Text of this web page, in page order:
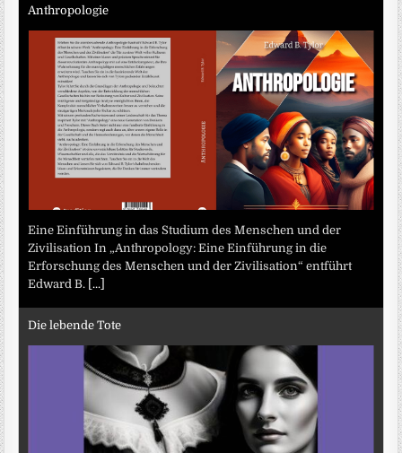
Anthropologie
Eine Einführung in das Studium des Menschen und der
Zivilisation In „Anthropology: Eine Einführung in die
Erforschung des Menschen und der Zivilisation“ entführt
Edward B. [...]
Die lebende Tote